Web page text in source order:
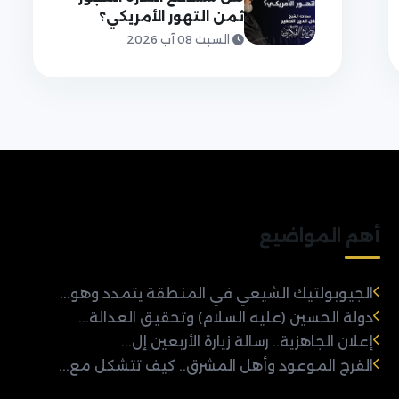
ثمن التهور الأمريكي؟
السبت 08 آب 2026
أهم المواضيع
الجيوبولتيك الشيعي في المنطقة يتمدد وهو...
دولة الحسين (عليه السلام) وتحقيق العدالة...
إعلان الجاهزية.. رسالة زيارة الأربعين إل...
الفرج الموعود وأهل المشرق.. كيف تتشكل مع...